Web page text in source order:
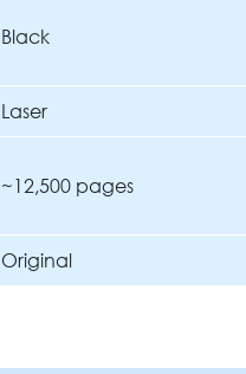
Black
Laser
~12,500 pages
Original